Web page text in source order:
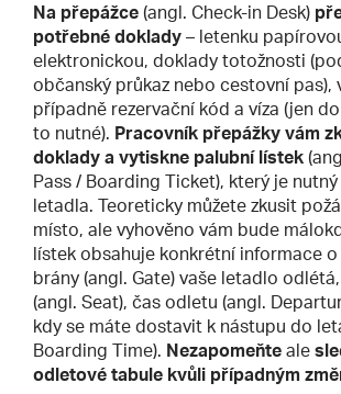
Na přepážce (angl. Check-in Desk)
potřebné doklady – letenku
elektronickou, doklady totožnosti
občanský průkaz nebo cestovní pas),
případně rezervační kód a víza (jen
to nutné). Pracovník přepážky vám
doklady a vytiskne palubní lístek
Pass / Boarding Ticket), který je
letadla. Teoreticky můžete zkusit
místo, ale vyhověno vám bude
lístek obsahuje konkrétní informace
brány (angl. Gate) vaše letadlo
(angl. Seat), čas odletu (angl.
kdy se máte dostavit k nástupu do
Boarding Time). Nezapomeňte ale
odletové tabule kvůli případným